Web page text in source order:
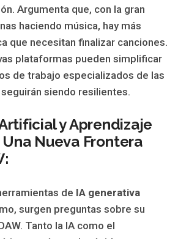
Argumenta que, con la gran
haciendo música, hay más
que necesitan finalizar canciones.
plataformas pueden simplificar
de trabajo especializados de las
siendo resilientes.
y Aprendizaje
Nueva Frontera
de IA generativa
surgen preguntas sobre su
Tanto la IA como el